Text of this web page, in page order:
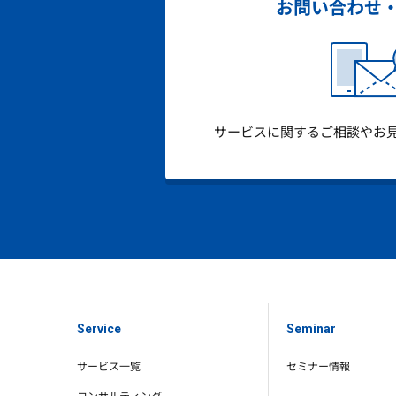
お問い合わせ
サービスに関するご相談やお
Service
サービス一覧
Seminar
セミナー情報